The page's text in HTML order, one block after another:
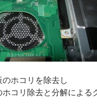
ホコリを除去し
コリ除去と分解による